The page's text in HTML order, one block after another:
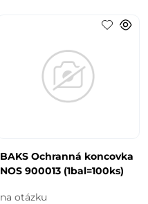
BAKS Ochranná koncovka
NOS 900013 (1bal=100ks)
na otázku